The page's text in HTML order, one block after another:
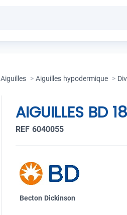
Aiguilles > Aiguilles hypodermique >
AIGUILLES BD
REF 6040055
Becton Dickinson